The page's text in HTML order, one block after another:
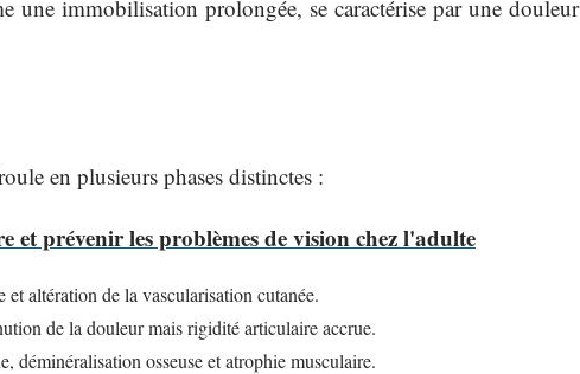
une immobilisation prolongée, se caractérise par une douleur
en plusieurs phases distinctes :
et prévenir les problèmes de vision chez l'adulte
altération de la vascularisation cutanée.
de la douleur mais rigidité articulaire accrue.
déminéralisation osseuse et atrophie musculaire.